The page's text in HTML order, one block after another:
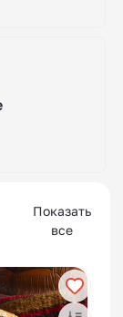
Показать
все